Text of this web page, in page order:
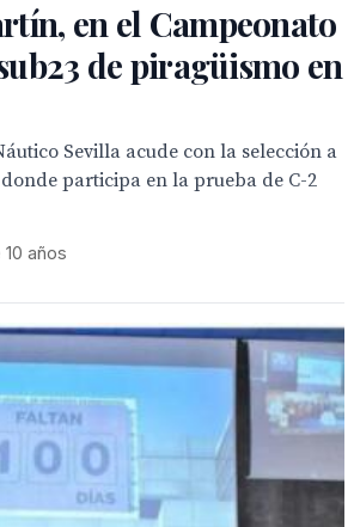
en el Campeonato
de piragüismo en
Sevilla acude con la selección a
participa en la prueba de C-2
10 años